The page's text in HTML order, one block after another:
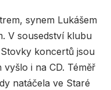
synem Lukášem
V sousedství klubu
koncertů jsou
i na CD. Téměř
natáčela ve Staré